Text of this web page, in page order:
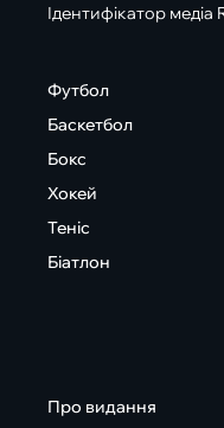
Ідентифікатор
Футбол
Баскетбол
Бокс
Хокей
Теніс
Біатлон
Про видання